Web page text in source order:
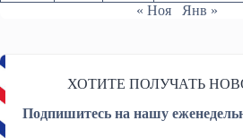
« Ноя
Янв »
ХОТИТЕ ПОЛУЧАТЬ
Подпишитесь на нашу